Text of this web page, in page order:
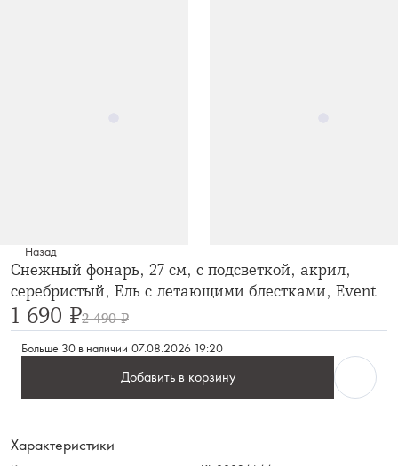
Назад
Снежный фонарь, 27 см, с подсветкой, акрил,
серебристый, Ель с летающими блестками, Event
1 690 ₽2 490 ₽
Больше 30 в наличии 07.08.2026 19:20
Добавить в корзину
Характеристики